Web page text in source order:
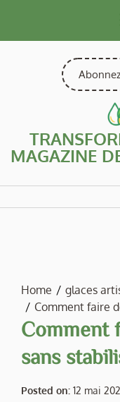
content
MAGAZINE
Home
glaces
Comment faire
Comment
sans
Posted on: 12 mai